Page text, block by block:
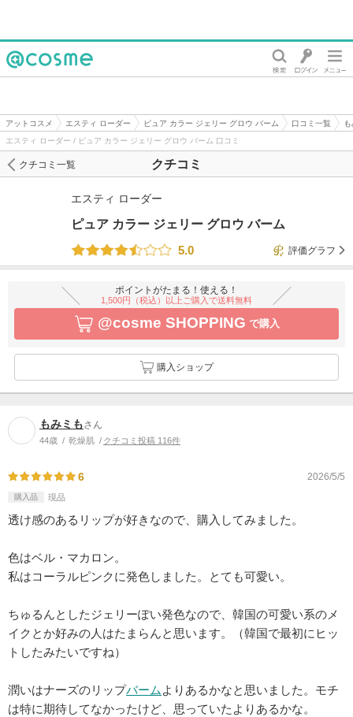
アットコスメ エスティ ローダー ピュア カラー ジェリー グロウ バーム 口コミ一覧
エスティ ローダー / ピュア カラー ジェリー グロウ バーム 口コミ
クチコミ
クチコミ一覧
エスティ ローダー
ピュア カラー ジェリー グロウ バーム
5.0
評価グラフ
ポイントがたまる！使える！
1,500円（税込）以上ご購入で送料無料
@cosme SHOPPING で購入
購入ショップ
もみミもさん
44歳 乾燥肌 クチコミ投稿 116件
6 2026/5/5
購入品 現品
透け感のあるリップが好きなので、購入してみました。
色はベル・マカロン。
私はコーラルピンクに発色しました。とても可愛い。
ちゅるんとしたジェリーぽい発色なので、韓国の可愛い系のメ
イクとか好みの人はたまらんと思います。（韓国で最初にヒッ
トしたみたいですね）
潤いはナーズのリップバーム よりあるかなと思いました。モチ
は特に期待してなかったけど、思っていたよりあるかな。